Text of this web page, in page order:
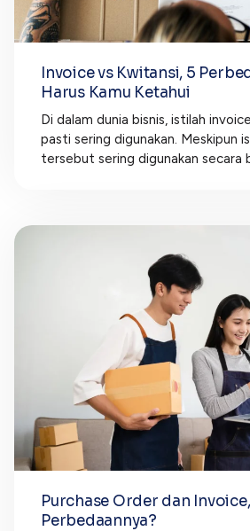
Invoice vs Kwitansi, 5
Harus Kamu Ketahui
Di dalam dunia bisnis, istilah
pasti sering digunakan. Meskipun
tersebut sering digunakan secara
Purchase Order dan
Perbedaannya?